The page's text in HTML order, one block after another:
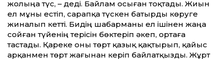
жолыңа түс, – деді. Байлам осыған тоқтады. Жиын
ел мұны естіп, сарапқа түскен батырды көруге
жиналып кетті. Бидің шабарманы ел ішінен жаңа
сойған түйенің терісін бөктеріп әкеп, ортаға
тастады. Қареке оны төрт қазық қақтырып, қайыс
арқанмен төрт жағынан керіп байлатқызды. Жұрт